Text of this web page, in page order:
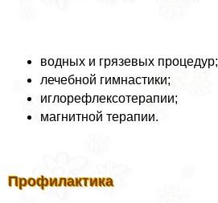
водных и грязевых процедур;
лечебной гимнастики;
иглорефлексотерапии;
магнитной терапии.
Профилактика